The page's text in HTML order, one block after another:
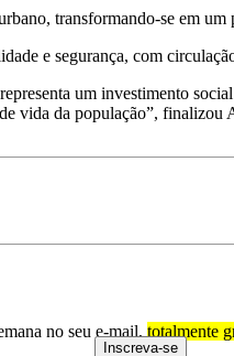
transformando-se em
e segurança, com
um investimento
vida da população”, finalizou
no seu e-mail, totalmente